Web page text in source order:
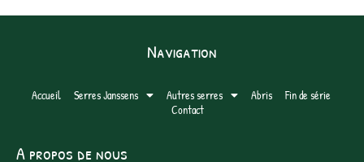
Navigation
Accueil Serres Janssens Autres serres Abris
Fin de série
Contact
A propos de nous